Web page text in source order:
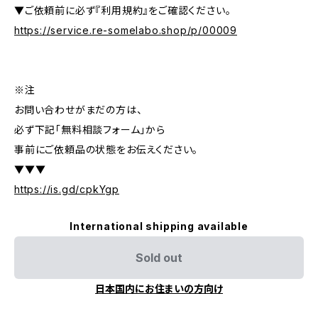
▼ご依頼前に必ず『利用規約』をご確認ください。
https://service.re-somelabo.shop/p/00009
※注
お問い合わせがまだの方は、
必ず下記「無料相談フォーム」から
事前にご依頼品の状態をお伝えください。
▼▼▼
https://is.gd/cpkYgp
International shipping available
Sold out
日本国内にお住まいの方向け